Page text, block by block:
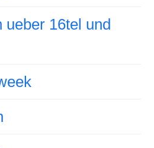
ueber 16tel und